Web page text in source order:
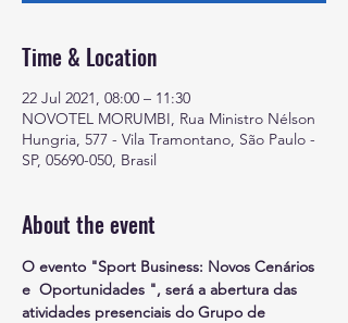
Time & Location
22 Jul 2021, 08:00 – 11:30
NOVOTEL MORUMBI, Rua Ministro Nélson
Hungria, 577 - Vila Tramontano, São Paulo -
SP, 05690-050, Brasil
About the event
O evento "Sport Business: Novos Cenários
e  Oportunidades ", será a abertura das
atividades presenciais do Grupo de